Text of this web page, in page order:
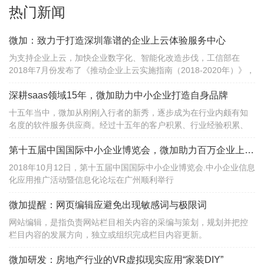
热门新闻
微加：致力于打造深圳靠谱的企业上云体验服务中心
为支持企业上云，加快企业数字化、智能化改造步伐，工信部在
2018年7月份发布了《推动企业上云实施指南（2018-2020年）》，
深耕saas领域15年，微加助力中小企业打造自身品牌
十五年当中，微加从刚刚入行者的新秀，逐步成为在行业内颇有知
名度的软件服务供应商。经过十五年的客户积累、行业经验积累、
地区saas领域知名供应商和数字营销解决方案提供者......
第十五届中国国际中小企业博览会，微加助力百万企业上云服务
2018年10月12日，第十五届中国国际中小企业博览会.中小企业信息
化应用推广活动暨信息化论坛在广州顺利举行
微加提醒：网页编辑应避免出现敏感词与极限词
网站编辑，是指负责网站栏目相关内容的采编与策划，规划并把控
栏目内容的发展方向，独立或组织完成栏目内容更新。
微加研发：房地产行业的VR虚拟现实应用“家装DIY”